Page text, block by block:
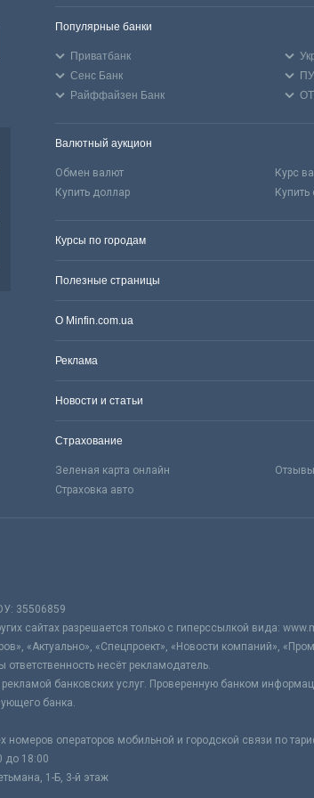
Популярные банки
Приватбанк
Сенс Банк
Райффайзен Банк
Валютный аукцион
Обмен валют Курс
Купить доллар
Купить
Курсы по городам
Полезные страницы
О Minfin.com.ua
Реклама
Новости и статьи
Страхование
Зеленая карта онлайн
Страховка авто
35506859
сайтах разрешается только с гиперссылкой вида:
«Актуально», «Спецпроект», «Новости компаний»,
несёт рекламодатель.
банковских услуг. Проверенную банком
банка.
номеров операторов мобильной и городской связи по
до 18:00
1-Б, 3-й этаж